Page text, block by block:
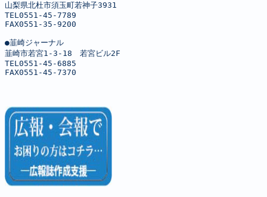
山梨県北杜市須玉町若神子3931
TEL0551-45-7789
FAX0551-35-9200
●韮崎ジャーナル
韮崎市若宮1-3-18　若宮ビル2F
TEL0551-45-6885
FAX0551-45-7370